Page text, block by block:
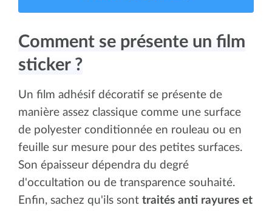
Comment se présente un film
sticker ?
Un film adhésif décoratif se présente de
manière assez classique comme une surface
de polyester conditionnée en rouleau ou en
feuille sur mesure pour des petites surfaces.
Son épaisseur dépendra du degré
d'occultation ou de transparence souhaité.
Enfin, sachez qu'ils sont traités anti rayures et